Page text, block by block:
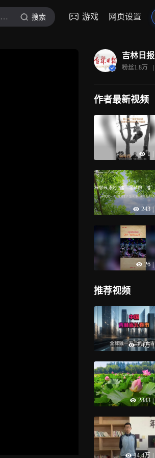
吉林日报 搜索 游戏 网页设置
吉林日报
粉丝1.8万 |
作者最新视频
1
243
26 |
推荐视频
7.4万 |
2883 |
14.4万